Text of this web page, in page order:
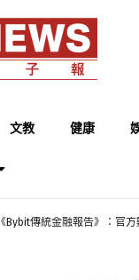
文教 健康
《Bybit傳統金融報告》：官